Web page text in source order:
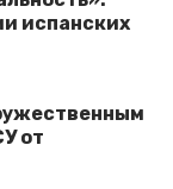
испанских
от